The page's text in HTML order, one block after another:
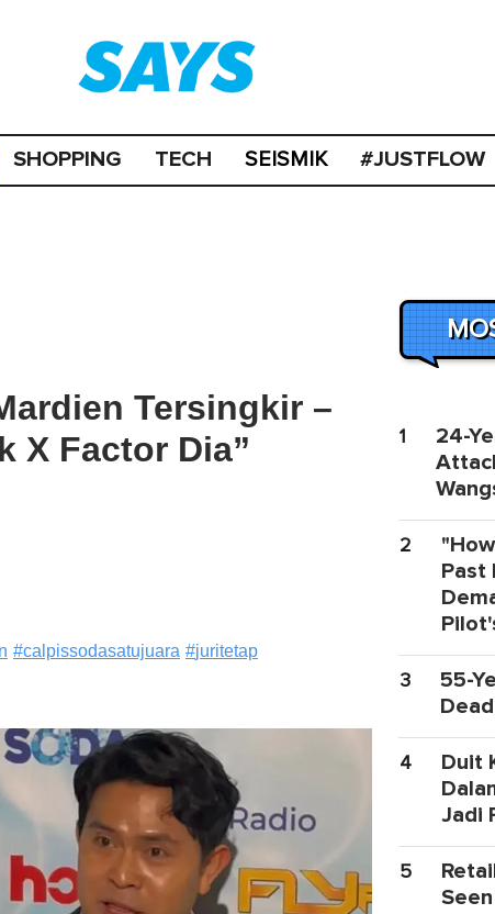
SHOPPING TECH SEISMIK #JUSTFLOW
Tersingkir –
X Factor Dia”
#calpissodasatujuara #juritetap
1
24-
2
Past
3
55-
4
Duit
Jadi
5